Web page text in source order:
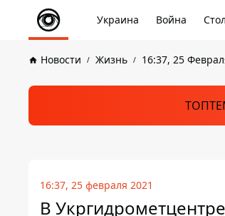
Украина Война
Новости Жизнь 16:37, 25
16:37, 25 февраля 2021
В